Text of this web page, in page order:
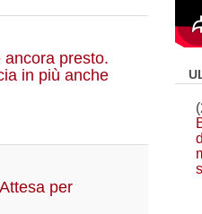
presto.
in più anche
per